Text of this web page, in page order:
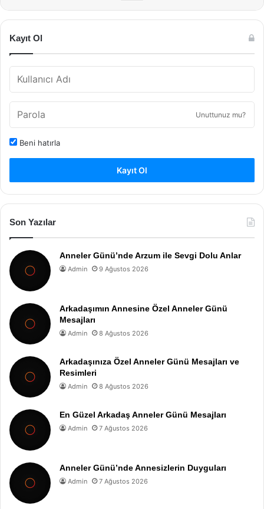
Kayıt Ol
Unuttunuz mu?
Beni hatırla
Kayıt Ol
Son Yazılar
Anneler Günü’nde Arzum ile Sevgi Dolu Anlar
Admin 9 Ağustos 2026
Arkadaşımın Annesine Özel Anneler Günü
Mesajları
Admin 8 Ağustos 2026
Arkadaşınıza Özel Anneler Günü Mesajları ve
Resimleri
Admin 8 Ağustos 2026
En Güzel Arkadaş Anneler Günü Mesajları
Admin 7 Ağustos 2026
Anneler Günü’nde Annesizlerin Duyguları
Admin 7 Ağustos 2026